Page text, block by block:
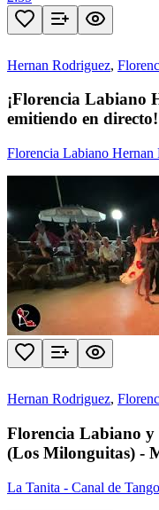
Hernan Rodriguez,
¡Florencia Labiano
emitiendo en directo!
Florencia Labiano Hernan
Hernan Rodriguez,
Florencia Labiano y
(Los Milonguitas) -
La Tanita - Canal de Tango